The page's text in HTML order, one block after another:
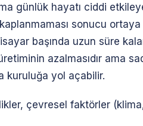
günlük hayatı ciddi
sonucu
başında uzun süre
azalmasıdır ama
kuruluğa yol açabilir.
çevresel faktörler